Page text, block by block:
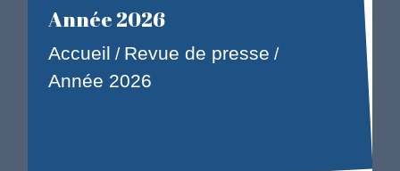
Année 2026
Accueil / Revue de presse /
Année 2026